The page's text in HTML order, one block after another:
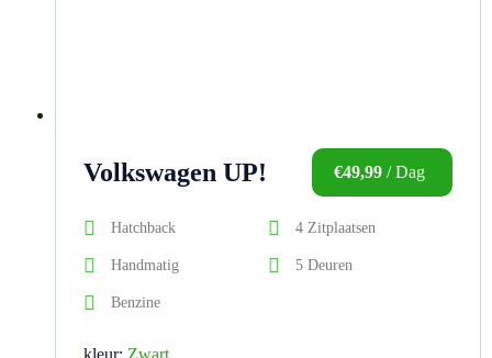
Volkswagen UP! €49,99 / Dag
Hatchback 4 Zitplaatsen
Handmatig 5 Deuren
Benzine
kleur: Zwart